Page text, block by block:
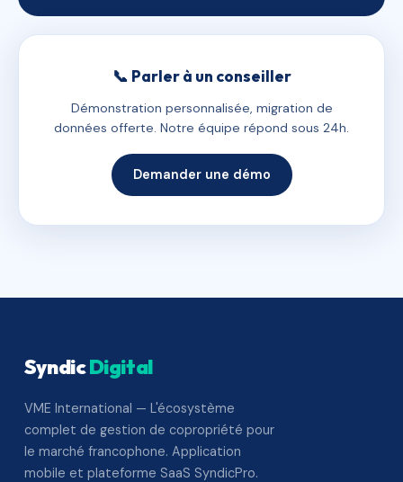
📞 Parler à un conseiller
Démonstration personnalisée, migration de
données offerte. Notre équipe répond sous 24h.
Demander une démo
SyndicDigital
VME International — L'écosystème
complet de gestion de copropriété pour
le marché francophone. Application
mobile et plateforme SaaS SyndicPro.